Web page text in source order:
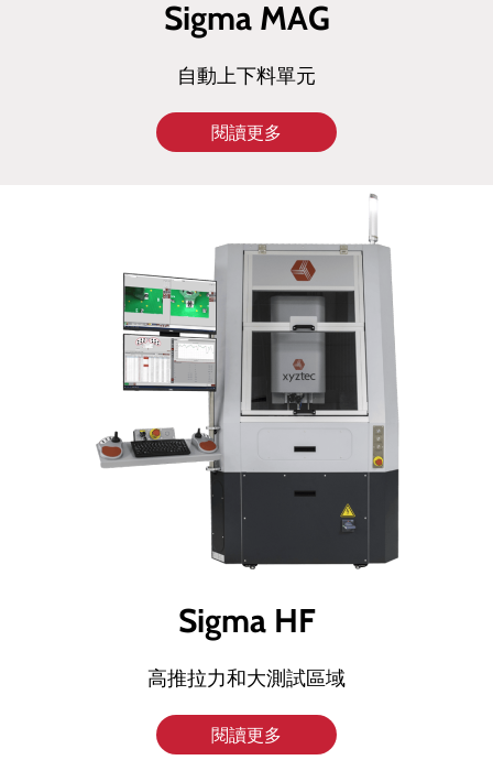
Sigma MAG
自動上下料單元
閱讀更多
Sigma HF
高推拉力和大測試區域
閱讀更多